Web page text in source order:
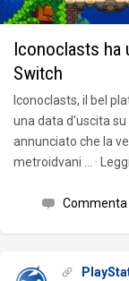
Iconoclasts ha
Switch
Iconoclasts, il bel
una data d'uscita
annunciato che la
metroidvani … ·
Commenta